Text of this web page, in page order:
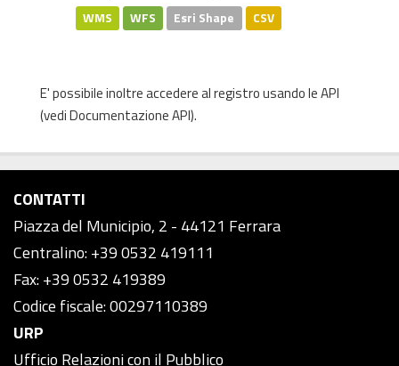
WMS WFS Esri Shape CSV
E' possibile inoltre accedere al registro usando leAPI
(vediDocumentazione API).
CONTATTI
Piazza del Municipio, 2 - 44121 Ferrara
Centralino: +39 0532 419111
Fax: +39 0532 419389
Codice fiscale: 00297110389
URP
Ufficio Relazioni con il Pubblico